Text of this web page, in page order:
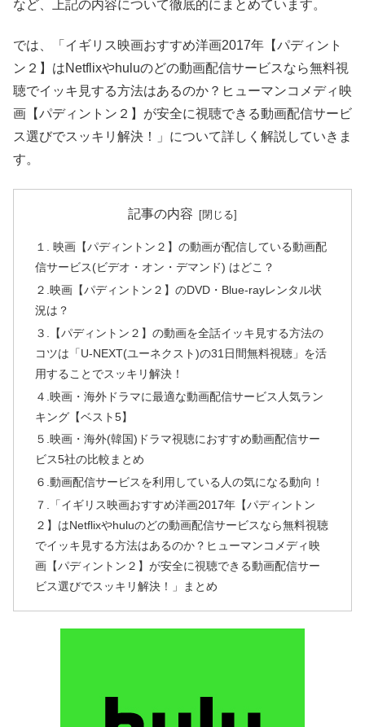
など、上記の内容について徹底的にまとめています。
では、「イギリス映画おすすめ洋画2017年【パディント
ン２】はNetflixやhuluのどの動画配信サービスなら無料視
聴でイッキ見する方法はあるのか？ヒューマンコメディ映
画【パディントン２】が安全に視聴できる動画配信サービ
ス選びでスッキリ解決！」について詳しく解説していきま
す。
記事の内容
１. 映画【パディントン２】の動画が配信している動画配
信サービス(ビデオ・オン・デマンド) はどこ？
２.映画【パディントン２】のDVD・Blue-rayレンタル状
況は？
３.【パディントン２】の動画を全話イッキ見する方法の
コツは「U-NEXT(ユーネクスト)の31日間無料視聴」を活
用することでスッキリ解決！
４.映画・海外ドラマに最適な動画配信サービス人気ラン
キング【ベスト5】
５.映画・海外(韓国)ドラマ視聴におすすめ動画配信サー
ビス5社の比較まとめ
６.動画配信サービスを利用している人の気になる動向！
７.「イギリス映画おすすめ洋画2017年【パディントン
２】はNetflixやhuluのどの動画配信サービスなら無料視聴
でイッキ見する方法はあるのか？ヒューマンコメディ映
画【パディントン２】が安全に視聴できる動画配信サー
ビス選びでスッキリ解決！」まとめ